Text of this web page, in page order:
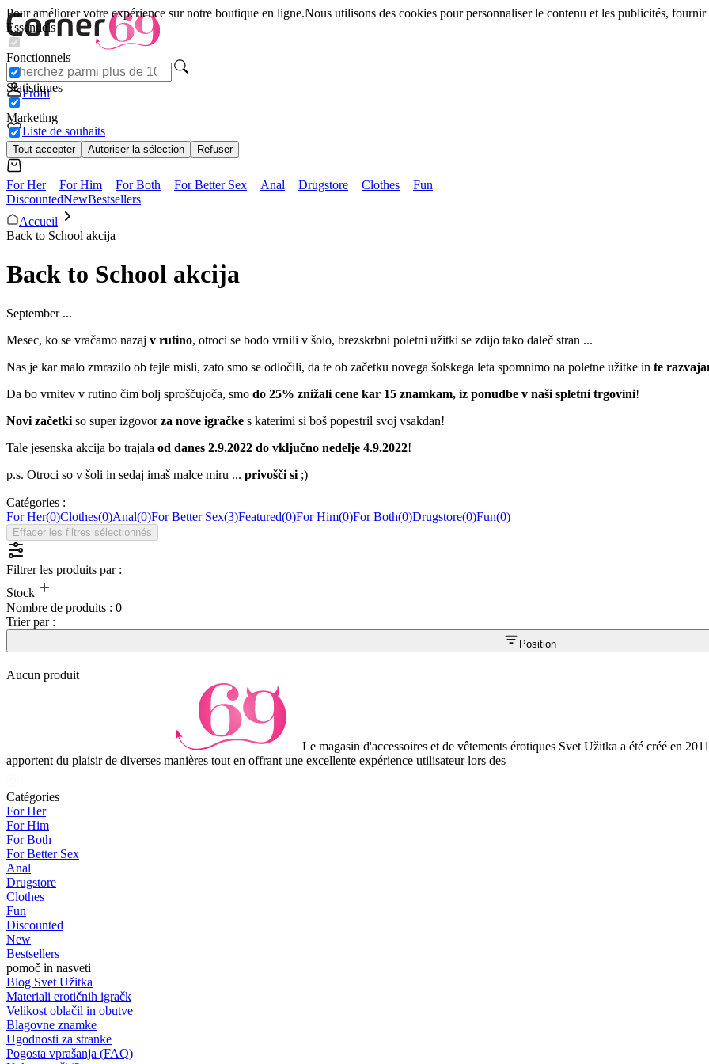
Pour améliorer votre expérience sur notre boutique en ligne.Nous utilisons des cookies pour personnaliser le contenu et les publicités,
Essentiels
Fonctionnels
Statistiques
Marketing
Tout accepter Autoriser la sélection Refuser
Profil
Liste de souhaits
For Her For Him For Both For Better Sex Anal Drugstore Clothes
Fun
DiscountedNewBestsellers
Accueil
Back to School akcija
Back to School akcija
September ...
Mesec, ko se vračamo nazaj v rutino, otroci se bodo vrnili v šolo, brezskrbni poletni užitki se zdijo tako daleč stran ...
Nas je kar malo zmrazilo ob tejle misli, zato smo se odločili, da te ob začetku novega šolskega leta spomnimo na poletne užitke in te
Da bo vrnitev v rutino čim bolj sproščujoča, smo do 25% znižali cene kar 15 znamkam, iz ponudbe v naši spletni trgovini!
Novi začetki so super izgovorza nove igračke s katerimi si boš popestril svoj vsakdan!
Tale jesenska akcija bo trajala od danes 2.9.2022 do vključno nedelje 4.9.2022!
p.s. Otroci so v šoli in sedaj imaš malce miru ... privošči si ;)
Catégories :
For Her(0)Clothes(0)Anal(0)For Better Sex(3)Featured(0)For Him(0)For Both(0)Drugstore(0)Fun(0)
Effacer les filtres sélectionnés
Filtrer les produits par :
Stock
Nombre de produits : 0
Trier par :
Position
Aucun produit
Le magasin d'accessoires et de vêtements érotiques Svet Užitka a été créé en
apportent du plaisir de diverses manières tout en offrant une excellente expérience utilisateur lors des
Catégories
For Her
For Him
For Both
For Better Sex
Anal
Drugstore
Clothes
Fun
Discounted
New
Bestsellers
pomoč in nasveti
Blog Svet Užitka
Materiali erotičnih igračk
Velikost oblačil in obutve
Blagovne znamke
Ugodnosti za stranke
Pogosta vprašanja (FAQ)